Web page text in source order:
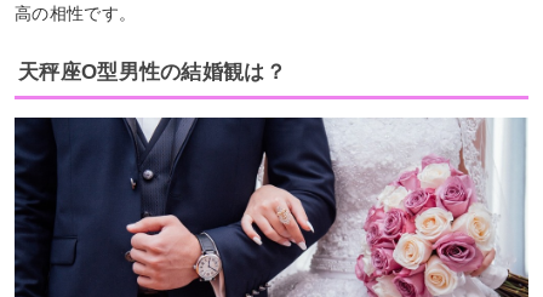
高の相性です。
天秤座O型男性の結婚観は？